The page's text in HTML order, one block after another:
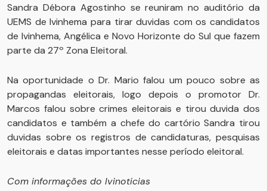
Sandra Débora Agostinho se reuniram no auditório da
UEMS de Ivinhema para tirar duvidas com os candidatos
de Ivinhema, Angélica e Novo Horizonte do Sul que fazem
parte da 27º Zona Eleitoral.
Na oportunidade o Dr. Mario falou um pouco sobre as
propagandas eleitorais, logo depois o promotor Dr.
Marcos falou sobre crimes eleitorais e tirou duvida dos
candidatos e também a chefe do cartório Sandra tirou
duvidas sobre os registros de candidaturas, pesquisas
eleitorais e datas importantes nesse período eleitoral.
Com informações do Ivinoticias